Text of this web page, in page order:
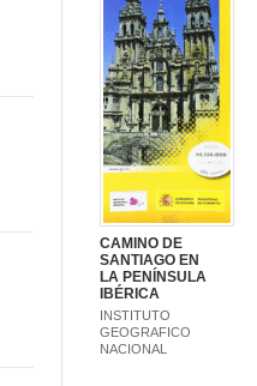
CAMINO DE
SANTIAGO EN
LA PENÍNSULA
IBÉRICA
INSTITUTO
GEOGRAFICO
NACIONAL